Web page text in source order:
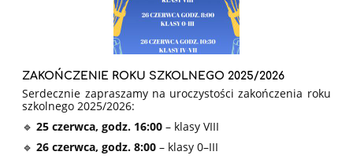
ZAKOŃCZENIE ROKU SZKOLNEGO 2025/2026
Serdecznie zapraszamy na uroczystości zakończenia roku
szkolnego 2025/2026:
🔹25 czerwca, godz. 16:00 – klasy VIII
🔹26 czerwca, godz. 8:00 – klasy 0–III